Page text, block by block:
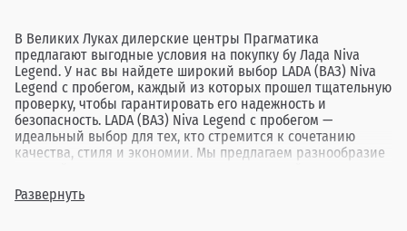
В Великих Луках дилерские центры Прагматика
предлагают выгодные условия на покупку бу Лада Niva
Legend. У нас вы найдете широкий выбор LADA (ВАЗ) Niva
Legend с пробегом, каждый из которых прошел тщательную
проверку, чтобы гарантировать его надежность и
безопасность. LADA (ВАЗ) Niva Legend с пробегом —
идеальный выбор для тех, кто стремится к сочетанию
качества, стиля и экономии. Мы предлагаем разнообразие
подобрать идеальный автомобиль под любые потребности.
Покупая бу Лада Niva Legend в Великих Луках через
Развернуть